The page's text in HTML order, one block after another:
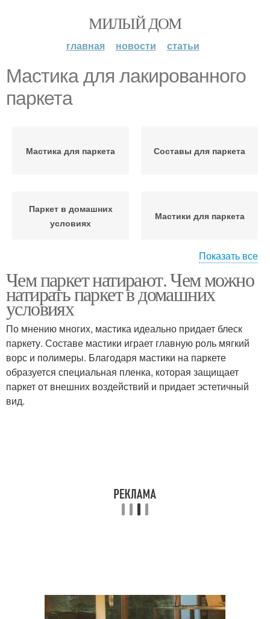
МИЛЫЙ ДОМ
главная новости статьи
Мастика для лакированного
паркета
Мастика для паркета Составы для паркета
Паркет в домашних
условиях
Мастики для паркета
Жидкая мастика Полимерные мастики
Показать все
Чем паркет натирают. Чем можно
натирать паркет в домашних
условиях
По мнению многих, мастика идеально придает блеск
паркету. Составе мастики играет главную роль мягкий
ворс и полимеры. Благодаря мастики на паркете
образуется специальная пленка, которая защищает
паркет от внешних воздействий и придает эстетичный
вид.